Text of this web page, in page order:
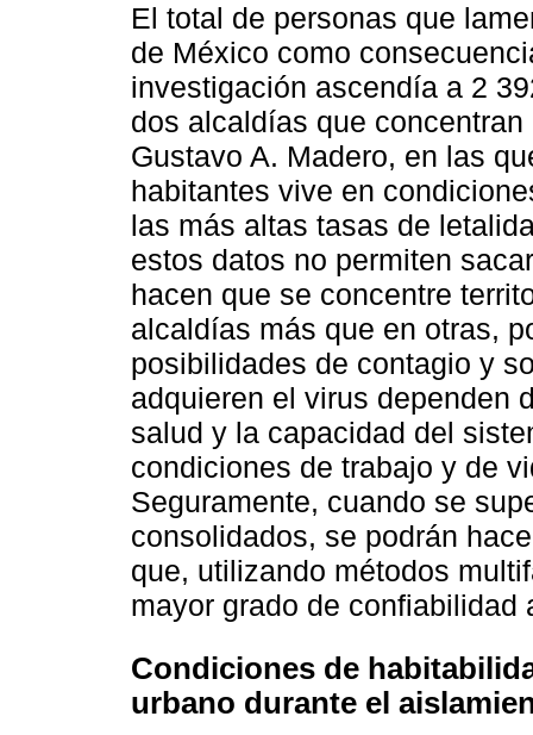
El total de personas que
de México como
investigación ascendía a 2
dos alcaldías que
Gustavo A. Madero, en las
habitantes vive en
las más altas tasas de
estos datos no permiten
hacen que se concentre
alcaldías más que en otras,
posibilidades de contagio y
adquieren el virus dependen
salud y la capacidad del
condiciones de trabajo y de
Seguramente, cuando se
consolidados, se podrán
que, utilizando métodos
mayor grado de confiabilidad
Condiciones de
urbano durante el